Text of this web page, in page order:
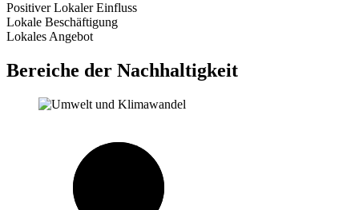
Positiver Lokaler Einfluss
Lokale Beschäftigung
Lokales Angebot
Bereiche der Nachhaltigkeit